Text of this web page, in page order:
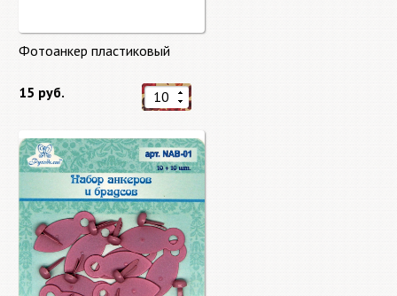
Фотоанкер пластиковый
15 руб.